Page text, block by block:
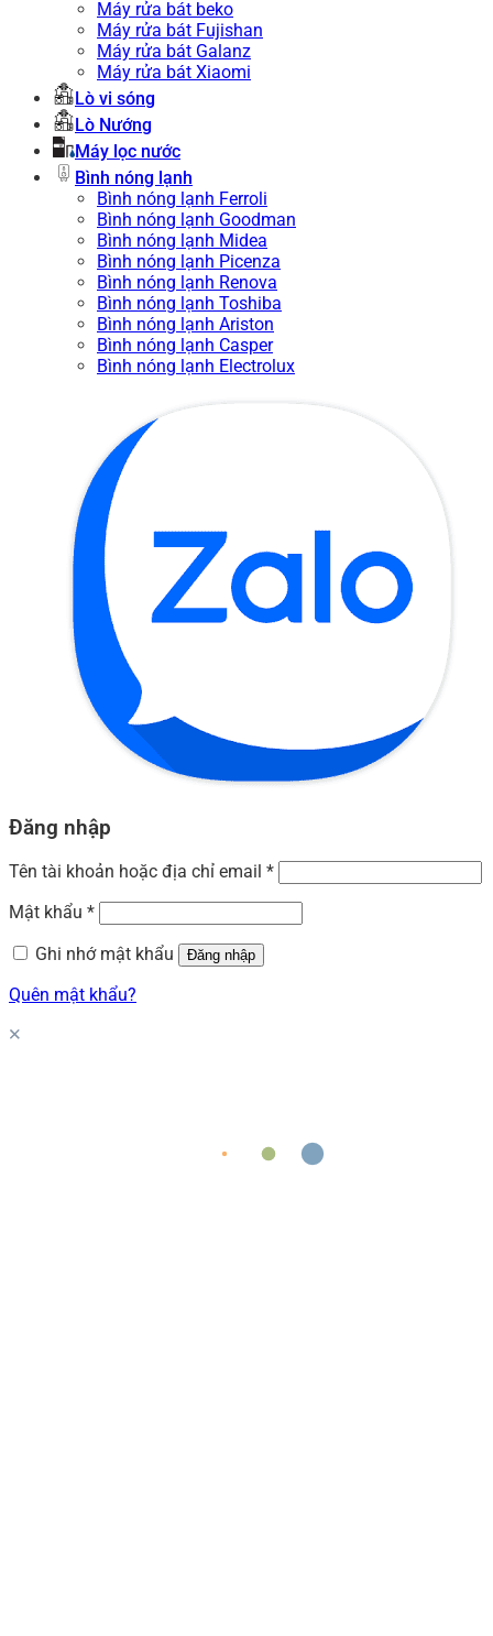
Máy rửa bát beko
Máy rửa bát Fujishan
Máy rửa bát Galanz
Máy rửa bát Xiaomi
Lò vi sóng
Lò Nướng
Máy lọc nước
Bình nóng lạnh
Bình nóng lạnh Ferroli
Bình nóng lạnh Goodman
Bình nóng lạnh Midea
Bình nóng lạnh Picenza
Bình nóng lạnh Renova
Bình nóng lạnh Toshiba
Bình nóng lạnh Ariston
Bình nóng lạnh Casper
Bình nóng lạnh Electrolux
Đăng nhập
Tên tài khoản hoặc địa chỉ email *
Mật khẩu *
Ghi nhớ mật khẩu
Đăng nhập
Quên mật khẩu?